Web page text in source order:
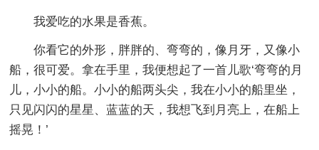
我爱吃的水果是香蕉。
你看它的外形，胖胖的、弯弯的，像月牙，又像小
船，很可爱。拿在手里，我便想起了一首儿歌‘弯弯的月
儿，小小的船。小小的船两头尖，我在小小的船里坐，
只见闪闪的星星、蓝蓝的天，我想飞到月亮上，在船上
摇晃！’